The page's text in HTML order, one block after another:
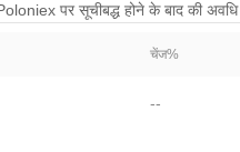
पर सूचीबद्ध होने के बाद की
चेंज%
--